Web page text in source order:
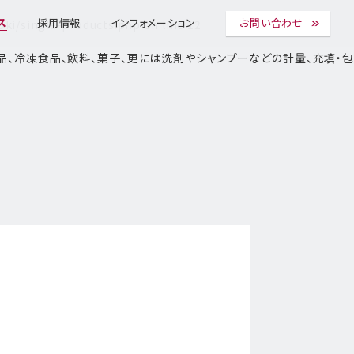
single-products.phpon line12
凍食品、飲料、菓子、更には洗剤やシャンプーなどの計量、充填・包
採用情報 インフォメーション お問い合わせ